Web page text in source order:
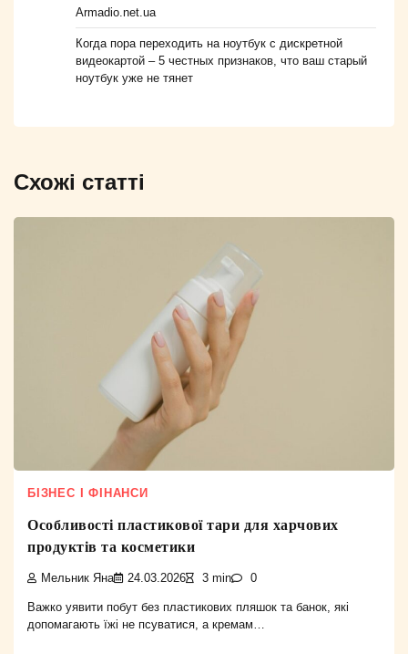
Armadio.net.ua
Когда пора переходить на ноутбук с дискретной
видеокартой – 5 честных признаков, что ваш старый
ноутбук уже не тянет
Схожі статті
БІЗНЕС І ФІНАНСИ
Особливості пластикової тари для харчових
продуктів та косметики
Мельник Яна 24.03.2026 3 min 0
Важко уявити побут без пластикових пляшок та банок, які
допомагають їжі не псуватися, а кремам…